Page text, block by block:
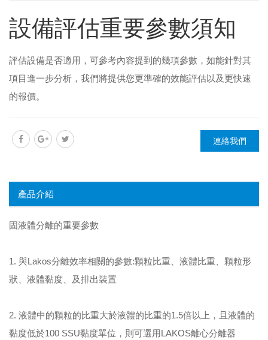
設備評估重要參數須知
評估設備是否適用，可參考內容提到的幾項參數，如能針對其
項目進一步分析，我們將提供您更準確的效能評估以及更快速
的報價。
連絡我們
產品介紹
固液體分離的重要參數
1. 與Lakos分離效率相關的參數:顆粒比重、液體比重、顆粒形
狀、液體黏度、及排出裝置
2. 液體中的顆粒的比重大於液體的比重的1.5倍以上，且液體的
黏度低於100 SSU黏度單位，則可選用LAKOS離心分離器